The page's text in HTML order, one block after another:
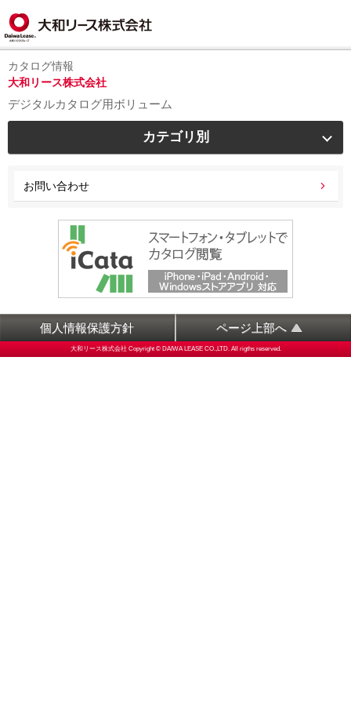
カタログ情報
大和リース株式会社
デジタルカタログ用ボリューム
カテゴリ別
お問い合わせ
ページ上部へ
個人情報保護方針
大和リース株式会社 Copyright © DAIWA LEASE CO.,LTD. All rigths reserved.